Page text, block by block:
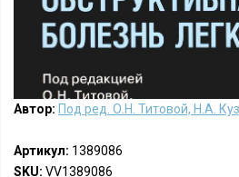
Автор: Под ред. О.Н. Титовой, Н.А.
Артикул: 1389086
SKU: VV1389086